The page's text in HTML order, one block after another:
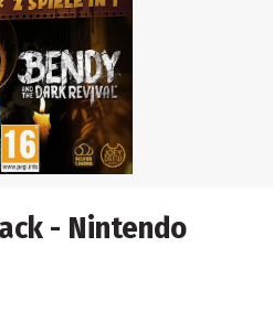
- Nintendo